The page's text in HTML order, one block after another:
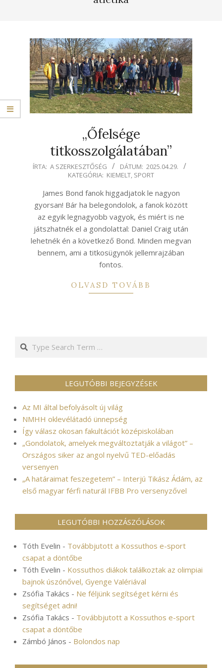
„Őfelsége
titkosszolgálatában”
2025-
ÍRTA: A SZERKESZTŐSÉG DÁTUM: 2025.04.29.
KATEGÓRIA: KIEMELT, SPORT
James Bond fanok higgadjatok le nagyon
gyorsan! Bár ha belegondolok, a fanok között
az egyik legnagyobb vagyok, és miért is ne
játszhatnék el a gondolattal: Daniel Craig után
lehetnék én a következő Bond. Minden megvan
bennem, ami a titkosügynök jellemrajzában
fontos.
OLVASD TOVÁBB
Search
LEGUTÓBBI BEJEGYZÉSEK
Az MI által befolyásolt új világ
NMHH oklevélátadó ünnepség
Így válasz okosan fakultációt középiskolában
„Gondolatok, amelyek megváltoztatják a világot” –
Országos siker az angol nyelvű TED-előadás
versenyen
„A határaimat feszegetem” – Interjú Tikász Ádám, az
első magyar férfi naturál IFBB Pro versenyzővel
LEGUTÓBBI HOZZÁSZÓLÁSOK
Tóth Evelin - Továbbjutott a Kossuthos e-sport
csapat a döntőbe
Tóth Evelin - Kossuthos diákok találkoztak az olimpiai
bajnok úszónővel, Gyenge Valériával
Zsófia Takács - Ne féljünk segítséget kérni és
segítséget adni!
Zsófia Takács - Továbbjutott a Kossuthos e-sport
csapat a döntőbe
Zámbó János - Bolondos nap